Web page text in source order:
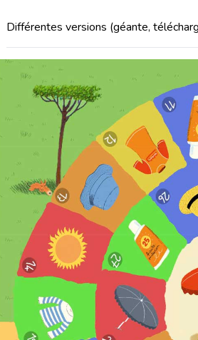
Différentes versions (géante,